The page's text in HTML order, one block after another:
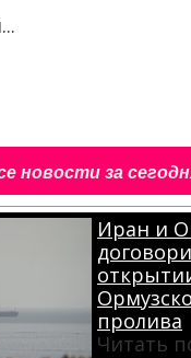
новости за
Иран и
пролива
Читать